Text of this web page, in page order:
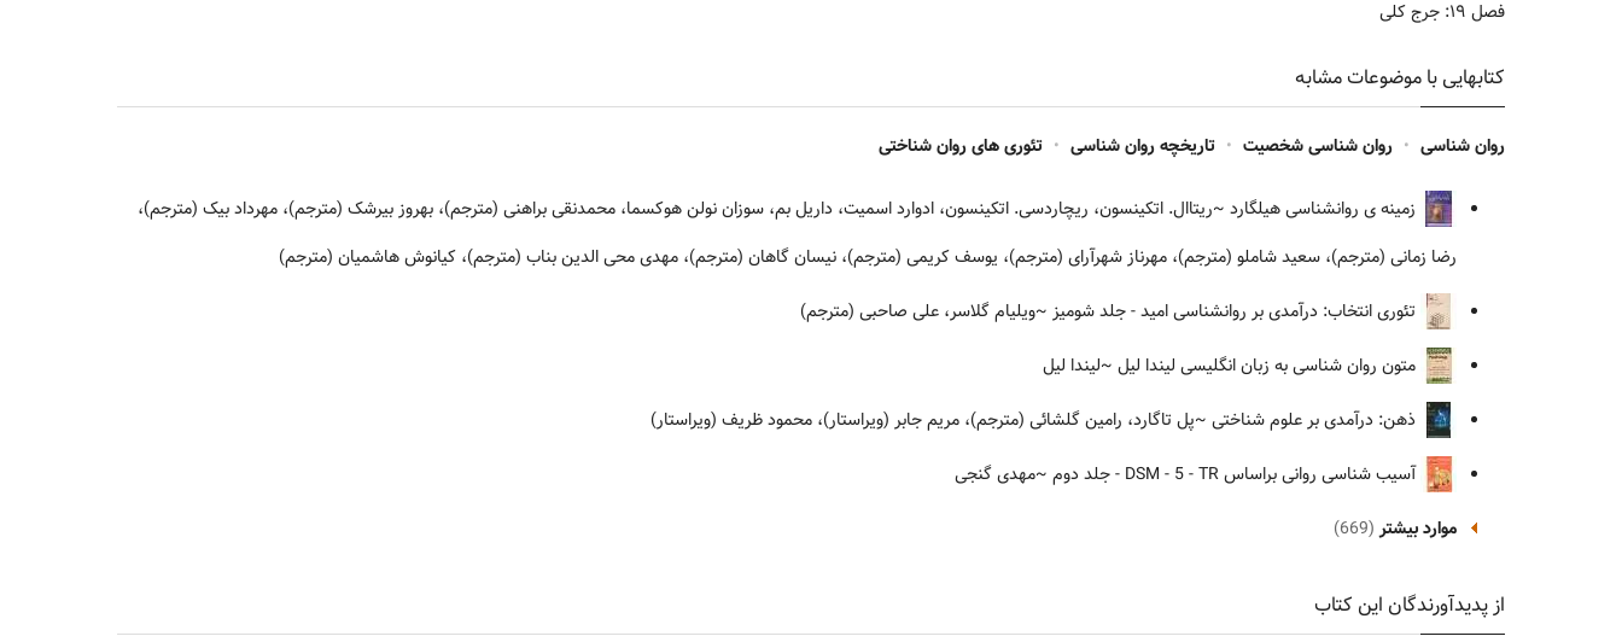
فصل ۱۹: جرج کلی
کتابهایی با موضوعات مشابه
روان شناسی • روان شناسی شخصیت • تاریخچه روان شناسی • تئوری های روان شناختی
زمینه ی روانشناسی هیلگارد ~ریتاال. اتکینسون، ریچاردسی. اتکینسون، ادوارد اسمیت، داریل بم، سوزان نولن هوکسما، محمدنقی براهنی (مترجم)، بهروز بیرشک (مترجم)، مهرداد بیک (مترجم)،
رضا زمانی (مترجم)، سعید شاملو (مترجم)، مهرناز شهرآرای (مترجم)، یوسف کریمی (مترجم)، نیسان گاهان (مترجم)، مهدی محی الدین بناب (مترجم)، کیانوش هاشمیان (مترجم)
تئوری انتخاب: درآمدی بر روانشناسی امید - جلد شومیز ~ویلیام گلاسر، علی صاحبی (مترجم)
متون روان شناسی به زبان انگلیسی لیندا لیل ~لیندا لیل
ذهن: درآمدی بر علوم شناختی ~پل تاگارد، رامین گلشائی (مترجم)، مریم جابر (ویراستار)، محمود ظریف (ویراستار)
آسیب شناسی روانی براساس DSM - 5 - TR - جلد دوم
~مهدی گنجی
موارد بیشتر (669)
از پدیدآورندگان این کتاب